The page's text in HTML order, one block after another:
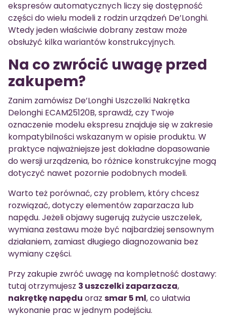
ekspresów automatycznych liczy się dostępność
części do wielu modeli z rodzin urządzeń De’Longhi.
Wtedy jeden właściwie dobrany zestaw może
obsłużyć kilka wariantów konstrukcyjnych.
Na co zwrócić uwagę przed
zakupem?
Zanim zamówisz De’Longhi Uszczelki Nakrętka
Delonghi ECAM25120B, sprawdź, czy Twoje
oznaczenie modelu ekspresu znajduje się w zakresie
kompatybilności wskazanym w opisie produktu. W
praktyce najważniejsze jest dokładne dopasowanie
do wersji urządzenia, bo różnice konstrukcyjne mogą
dotyczyć nawet pozornie podobnych modeli.
Warto też porównać, czy problem, który chcesz
rozwiązać, dotyczy elementów zaparzacza lub
napędu. Jeżeli objawy sugerują zużycie uszczelek,
wymiana zestawu może być najbardziej sensownym
działaniem, zamiast długiego diagnozowania bez
wymiany części.
Przy zakupie zwróć uwagę na kompletność dostawy:
tutaj otrzymujesz 3 uszczelki zaparzacza,
nakrętkę napędu oraz smar 5 ml, co ułatwia
wykonanie prac w jednym podejściu.